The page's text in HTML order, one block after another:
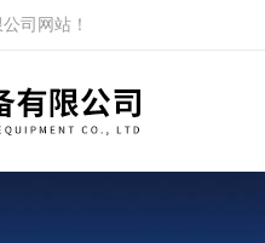
司网站！